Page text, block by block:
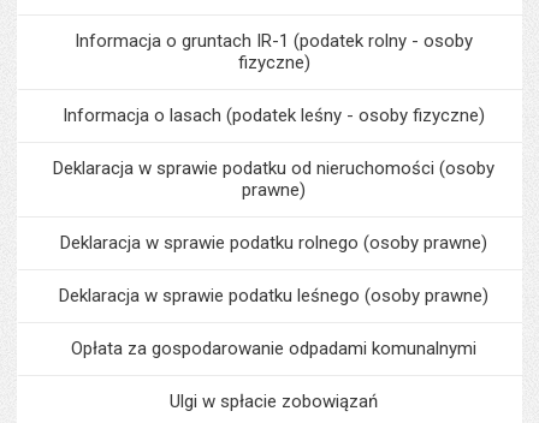
Informacja o gruntach IR-1 (podatek rolny - osoby
fizyczne)
Informacja o lasach (podatek leśny - osoby fizyczne)
Deklaracja w sprawie podatku od nieruchomości (osoby
prawne)
Deklaracja w sprawie podatku rolnego (osoby prawne)
Deklaracja w sprawie podatku leśnego (osoby prawne)
Opłata za gospodarowanie odpadami komunalnymi
Ulgi w spłacie zobowiązań